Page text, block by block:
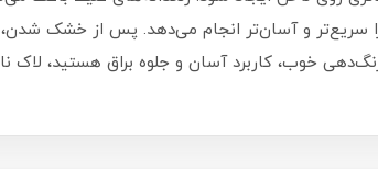
و آسان‌تر انجام می‌دهد. پس از خشک شدن،
خوب، کاربرد آسان و جلوه براق هستید، لاک